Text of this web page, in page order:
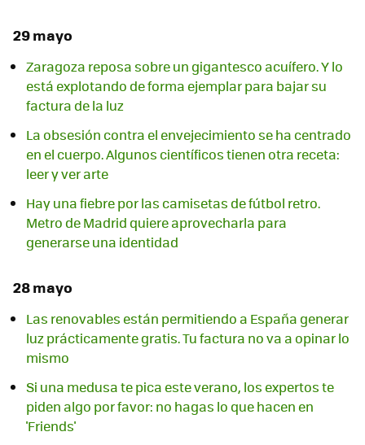
29 mayo
Zaragoza reposa sobre un gigantesco acuífero. Y lo
está explotando de forma ejemplar para bajar su
factura de la luz
La obsesión contra el envejecimiento se ha centrado
en el cuerpo. Algunos científicos tienen otra receta:
leer y ver arte
Hay una fiebre por las camisetas de fútbol retro.
Metro de Madrid quiere aprovecharla para
generarse una identidad
28 mayo
Las renovables están permitiendo a España generar
luz prácticamente gratis. Tu factura no va a opinar lo
mismo
Si una medusa te pica este verano, los expertos te
piden algo por favor: no hagas lo que hacen en
'Friends'